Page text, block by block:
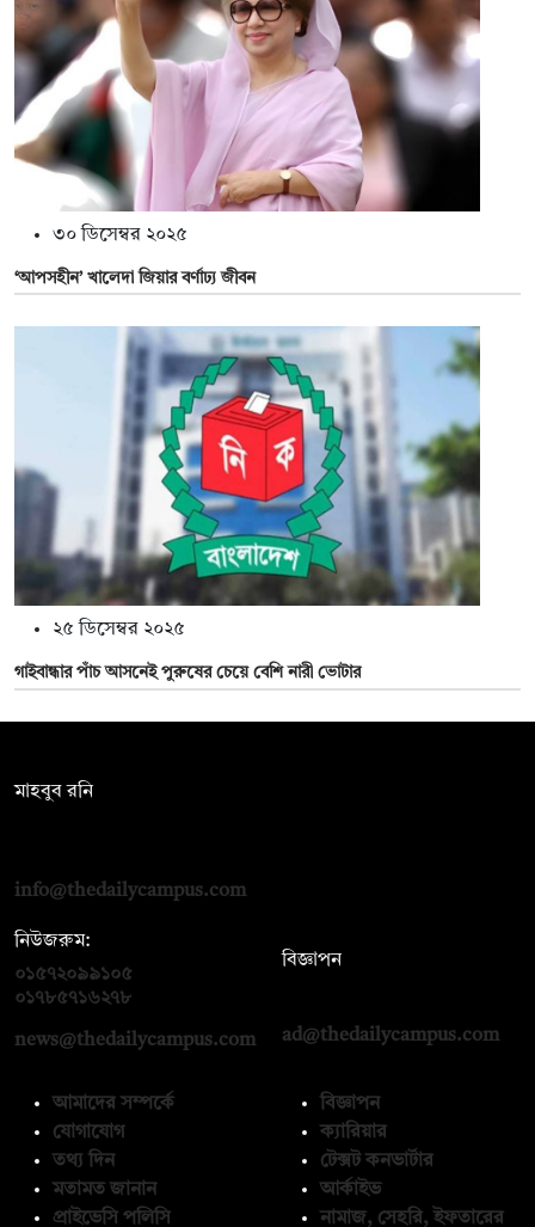
৩০ ডিসেম্বর ২০২৫
‘আপসহীন’ খালেদা জিয়ার বর্ণাঢ্য জীবন
২৫ ডিসেম্বর ২০২৫
গাইবান্ধার পাঁচ আসনেই পুরুষের চেয়ে বেশি নারী ভোটার
মাহবুব রনি
info@thedailycampus.com
নিউজরুম:
০১৫৭২০৯৯১০৫
০১৭৮৫৭১৬২৭৮
news@thedailycampus.com
বিজ্ঞাপন
ad@thedailycampus.com
আমাদের সম্পর্কে
যোগাযোগ
তথ্য দিন
মতামত জানান
প্রাইভেসি পলিসি
বিজ্ঞাপন
ক্যারিয়ার
টেক্সট কনভার্টার
আর্কাইভ
নামাজ, সেহরি, ইফতারের